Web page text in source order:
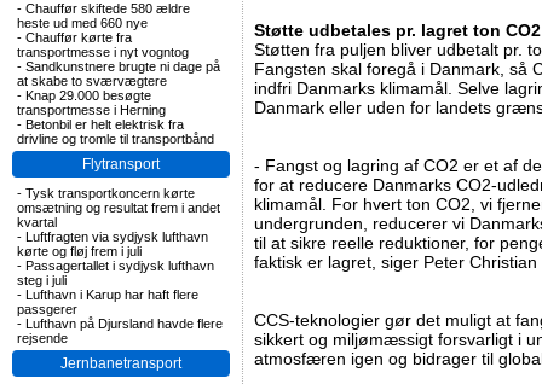
- Chauffør skiftede 580 ældre
heste ud med 660 nye
- Chauffør kørte fra
transportmesse i nyt vogntog
- Sandkunstnere brugte ni dage på
at skabe to sværvægtere
- Knap 29.000 besøgte
transportmesse i Herning
- Betonbil er helt elektrisk fra
drivline og tromle til transportbånd
Flytransport
- Tysk transportkoncern kørte
omsætning og resultat frem i andet
kvartal
- Luftfragten via sydjysk lufthavn
kørte og fløj frem i juli
- Passagertallet i sydjysk lufthavn
steg i juli
- Lufthavn i Karup har haft flere
passgerer
- Lufthavn på Djursland havde flere
rejsende
Jernbanetransport
Støtte udbetales pr. lagret ton CO2
Støtten fra puljen bliver udbetalt pr.
Fangsten skal foregå i Danmark, så
indfri Danmarks klimamål. Selve
Danmark eller uden for landets
- Fangst og lagring af CO2 er et af
for at reducere Danmarks CO2-
klimamål. For hvert ton CO2, vi
undergrunden, reducerer vi
til at sikre reelle reduktioner, for
faktisk er lagret, siger Peter
CCS-teknologier gør det muligt at
sikkert og miljømæssigt forsvarligt i
atmosfæren igen og bidrager til